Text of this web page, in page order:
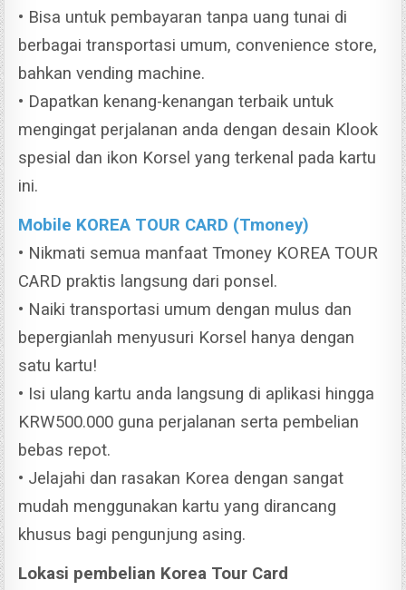
• Bisa untuk pembayaran tanpa uang tunai di
berbagai transportasi umum, convenience store,
bahkan vending machine.
• Dapatkan kenang-kenangan terbaik untuk
mengingat perjalanan anda dengan desain Klook
spesial dan ikon Korsel yang terkenal pada kartu
ini.
Mobile KOREA TOUR CARD (Tmoney)
• Nikmati semua manfaat Tmoney KOREA TOUR
CARD praktis langsung dari ponsel.
• Naiki transportasi umum dengan mulus dan
bepergianlah menyusuri Korsel hanya dengan
satu kartu!
• Isi ulang kartu anda langsung di aplikasi hingga
KRW500.000 guna perjalanan serta pembelian
bebas repot.
• Jelajahi dan rasakan Korea dengan sangat
mudah menggunakan kartu yang dirancang
khusus bagi pengunjung asing.
Lokasi pembelian Korea Tour Card